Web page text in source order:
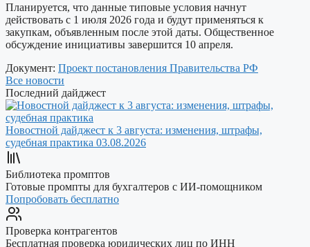
Планируется, что данные типовые условия начнут
действовать с 1 июля 2026 года и будут применяться к
закупкам, объявленным после этой даты. Общественное
обсуждение инициативы завершится 10 апреля.
Документ: Проект постановления Правительства РФ
Все новости
Последний дайджест
Новостной дайджест к 3 августа: изменения, штрафы,
судебная практика 03.08.2026
Библиотека промптов
Готовые промпты для бухгалтеров с ИИ-помощником
Попробовать бесплатно
Проверка контрагентов
Бесплатная проверка юридических лиц по ИНН